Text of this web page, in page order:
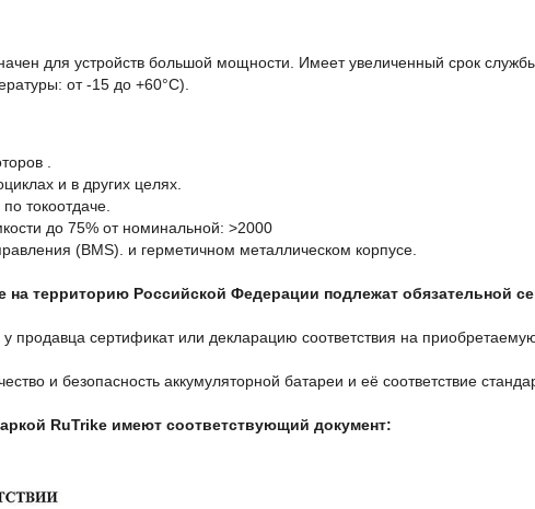
для устройств большой мощности. Имеет увеличенный срок
от -15 до +60°С).
.
и в других целях.
токоотдаче.
до 75% от номинальной: >2000
(BMS). и герметичном металлическом корпусе.
территорию Российской Федерации подлежат обязательной
продавца сертификат или декларацию соответствия на
и безопасность аккумуляторной батареи и её соответствие
RuTrike имеют соответствующий документ: